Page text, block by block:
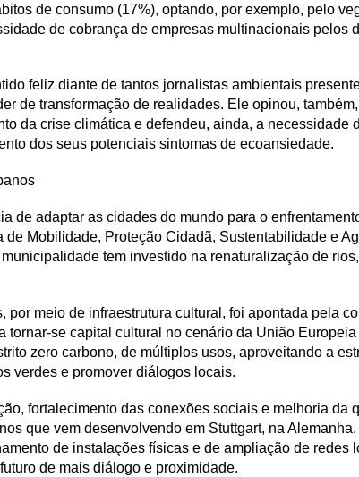
de consumo (17%), optando, por exemplo, pelo
de cobrança de empresas multinacionais
feliz diante de tantos jornalistas ambientais
de transformação de realidades. Ele opinou,
da crise climática e defendeu, ainda, a
dos seus potenciais sintomas de ecoansiedade.
de adaptar as cidades do mundo para o
Mobilidade, Proteção Cidadã, Sustentabilidade e
tem investido na renaturalização de
por meio de infraestrutura cultural, foi apontada pela
tornar-se capital cultural no cenário da União
zero carbono, de múltiplos usos, aproveitando a
verdes e promover diálogos locais.
fortalecimento das conexões sociais e melhoria
que vem desenvolvendo em Stuttgart, na
de instalações físicas e de ampliação de
de mais diálogo e proximidade.